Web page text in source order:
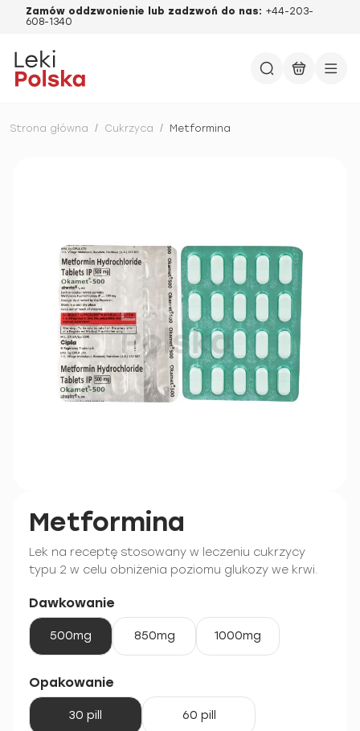
Zamów oddzwonienie lub zadzwoń do nas: +44-203-
608-1340
Strona główna / Cukrzyca / Metformina
Metformina
Lek na receptę stosowany w leczeniu cukrzycy
typu 2 w celu obniżenia poziomu glukozy we krwi.
Dawkowanie
500mg 850mg 1000mg
Opakowanie
30 pill 60 pill